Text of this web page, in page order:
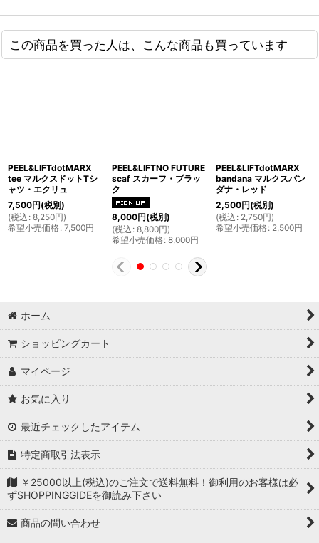
この商品を買った人は、こんな商品も買っています
PEEL&LIFTdotMARX
tee マルクスドットTシ
ャツ・エクリュ
7,500円(税別)
(税込 : 8,250円)
希望小売価格: 7,500円
PEEL&LIFTNO FUTURE
scaf スカーフ・ブラッ
ク
8,000円(税別)
(税込 : 8,800円)
希望小売価格: 8,000円
PEEL&LIFTdotMARX
bandana マルクスバン
ダナ・レッド
2,500円(税別)
(税込 : 2,750円)
希望小売価格: 2,500円
ホーム
ショッピングカート
マイページ
お気に入り
最近チェックしたアイテム
特定商取引法表示
￥25000以上(税込)のご注文で送料無料！御利用のお客様は必
ずSHOPPINGGIDEを御読み下さい
商品の問い合わせ